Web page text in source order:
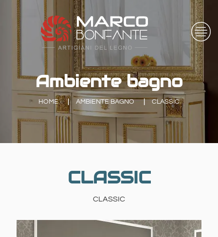
Ambiente bagno
HOME AMBIENTE BAGNO CLASSIC
CLASSIC
CLASSIC